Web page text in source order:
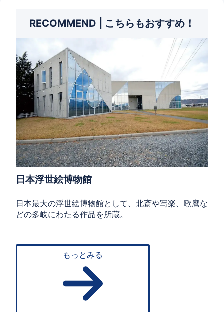
RECOMMEND | こちらもおすすめ！
日本浮世絵博物館
日本最大の浮世絵博物館として、北斎や写楽、歌麿な
どの多岐にわたる作品を所蔵。
もっとみる